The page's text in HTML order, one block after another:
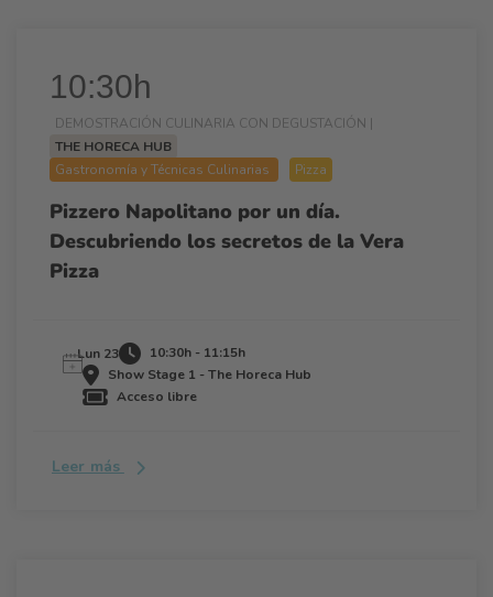
10:30h
DEMOSTRACIÓN CULINARIA CON DEGUSTACIÓN |
THE HORECA HUB
Gastronomía y Técnicas Culinarias
Pizza
Pizzero Napolitano por un día.
Descubriendo los secretos de la Vera
Pizza
Lun 23
10:30h - 11:15h
Show Stage 1 - The Horeca Hub
Acceso libre
Leer más